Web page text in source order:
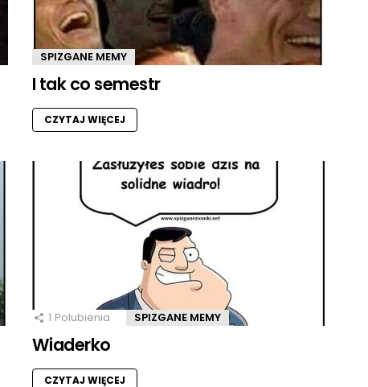
SPIZGANE MEMY
I tak co semestr
CZYTAJ WIĘCEJ
1 Polubienia SPIZGANE MEMY
Wiaderko
CZYTAJ WIĘCEJ